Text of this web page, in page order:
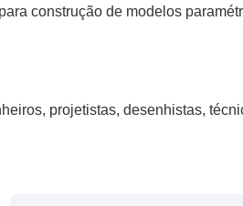
construção de modelos
projetistas, desenhistas,